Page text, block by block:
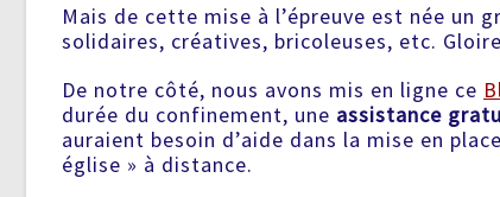
Mais de cette mise à l’épreuve est née un
solidaires, créatives, bricoleuses, etc.
De notre côté, nous avons mis en ligne ce
durée du confinement, une assistance
auraient besoin d’aide dans la mise en
église » à distance.